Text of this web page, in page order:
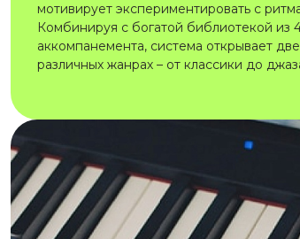
мотивирует экспериментировать с
Комбинируя с богатой библиотекой из
аккомпанемента, система открывает
различных жанрах – от классики до